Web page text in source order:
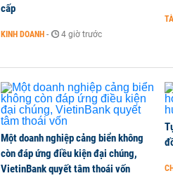
Thị trường thường ‘phất lên’
cấp
KINH DOANH - 4 giờ trước
Một doanh nghiệp cảng biển không
còn đáp ứng điều kiện đại chúng,
VietinBank quyết tâm thoái vốn